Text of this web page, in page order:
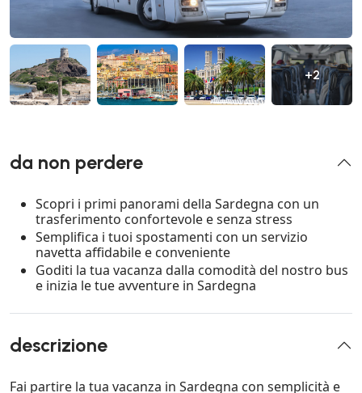
+2
da non perdere
Scopri i primi panorami della Sardegna con un
trasferimento confortevole e senza stress
Semplifica i tuoi spostamenti con un servizio
navetta affidabile e conveniente
Goditi la tua vacanza dalla comodità del nostro bus
e inizia le tue avventure in Sardegna
descrizione
Fai partire la tua vacanza in Sardegna con semplicità e